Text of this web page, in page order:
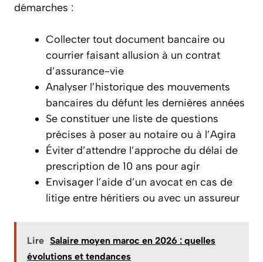
démarches :
Collecter tout document bancaire ou
courrier faisant allusion à un contrat
d’assurance-vie
Analyser l’historique des mouvements
bancaires du défunt les dernières années
Se constituer une liste de questions
précises à poser au notaire ou à l’Agira
Éviter d’attendre l’approche du délai de
prescription de 10 ans pour agir
Envisager l’aide d’un avocat en cas de
litige entre héritiers ou avec un assureur
Lire Salaire moyen maroc en 2026 : quelles
évolutions et tendances